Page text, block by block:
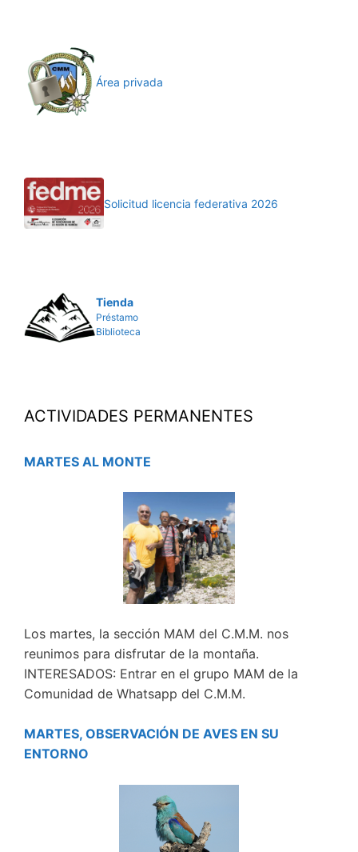
Área privada
Solicitud licencia federativa 2026
Tienda
Préstamo
Biblioteca
ACTIVIDADES PERMANENTES
MARTES AL MONTE
Los martes, la sección MAM del C.M.M. nos
reunimos para disfrutar de la montaña.
INTERESADOS: Entrar en el grupo MAM de la
Comunidad de Whatsapp del C.M.M.
MARTES, OBSERVACIÓN DE AVES EN SU
ENTORNO